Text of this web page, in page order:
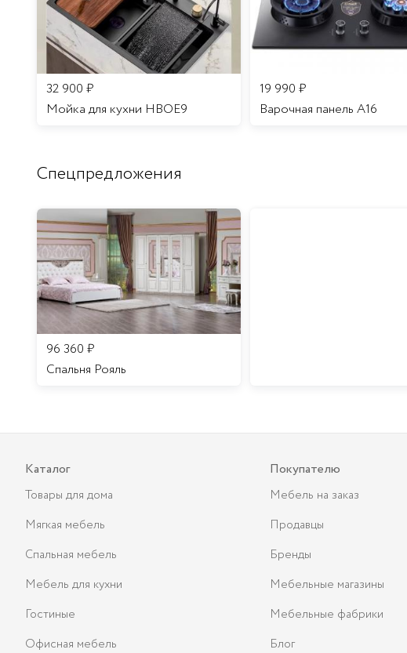
32 900 ₽
Мойка для кухни HBOE9
19 990 ₽
Варочная панель A16
Спецпредложения
96 360 ₽
Спальня Рояль
Каталог
Товары для дома
Мягкая мебель
Спальная мебель
Мебель для кухни
Гостиные
Офисная мебель
Покупателю
Мебель на заказ
Продавцы
Бренды
Мебельные магазины
Мебельные фабрики
Блог